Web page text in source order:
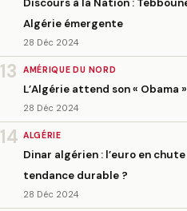
Discours à la Nation :
Algérie émergente
28 Déc 2024
13 AMÉRIQUE DU NORD
L’Algérie attend son « Obama
28 Déc 2024
14 ALGÉRIE
Dinar algérien : l’euro en
tendance durable ?
28 Déc 2024